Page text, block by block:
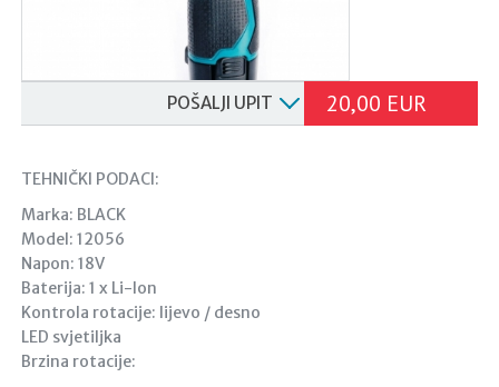
POŠALJI UPIT 20,00 EUR
TEHNIČKI PODACI:
Marka: BLACK
Model: 12056
Napon: 18V
Baterija: 1 x Li-lon
Kontrola rotacije: lijevo / desno
LED svjetiljka
Brzina rotacije: